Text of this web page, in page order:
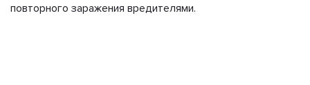
повторного заражения вредителями.